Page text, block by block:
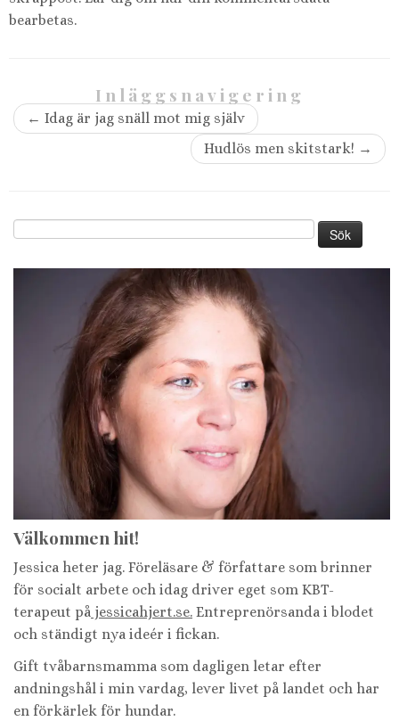
bearbetas.
Inläggsnavigering
← Idag är jag snäll mot mig själv
Hudlös men skitstark! →
Välkommen hit!
Jessica heter jag. Föreläsare & författare som brinner
för socialt arbete och idag driver eget som KBT-
terapeut på jessicahjert.se. Entreprenörsanda i blodet
och ständigt nya ideér i fickan.
Gift tvåbarnsmamma som dagligen letar efter
andningshål i min vardag, lever livet på landet och har
en förkärlek för hundar.